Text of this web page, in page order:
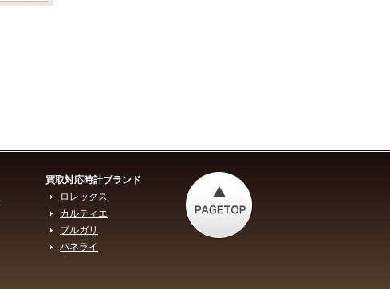
買取対応時計ブランド
ロレックス
カルティエ
ブルガリ
パネライ